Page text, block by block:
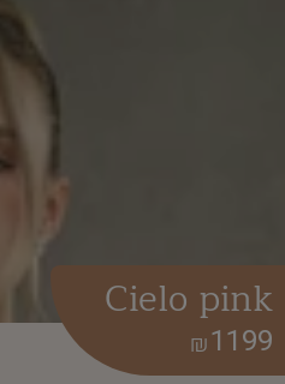
Cielo pink
1199
₪